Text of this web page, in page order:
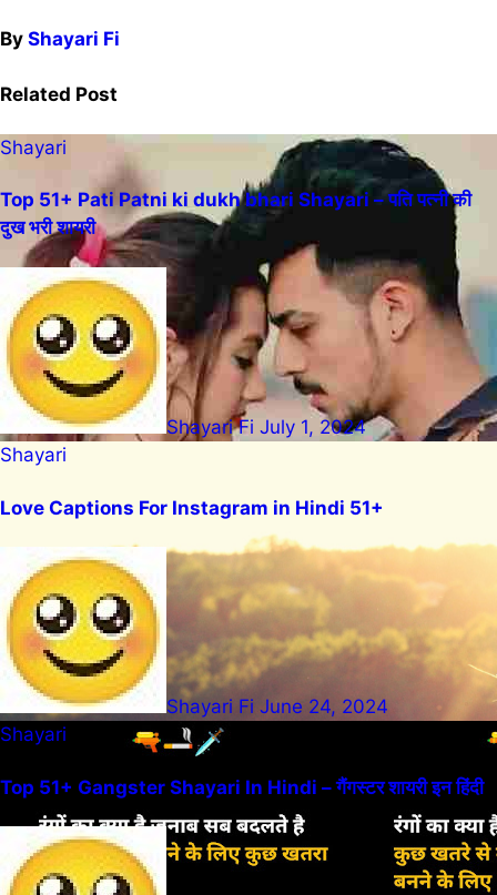
By Shayari Fi
Related Post
Shayari
Top 51+ Pati Patni ki dukh bhari Shayari – पति पत्नी की
दुख भरी शायरी
Shayari Fi July 1, 2024
Shayari
Love Captions For Instagram in Hindi 51+
Shayari Fi June 24, 2024
Shayari
Top 51+ Gangster Shayari In Hindi – गैंगस्टर शायरी इन हिंदी